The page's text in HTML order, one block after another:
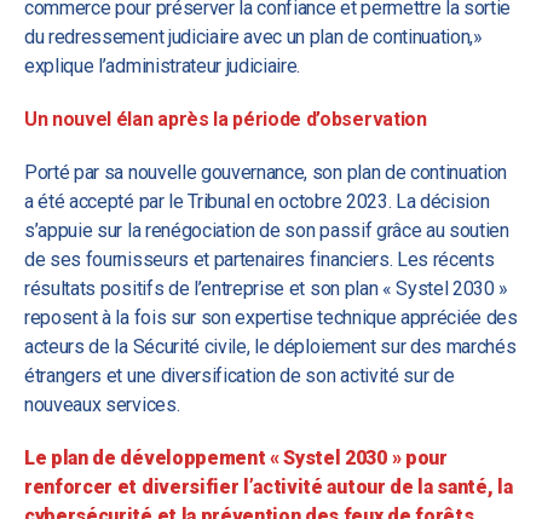
commerce pour préserver la confiance et permettre la sortie
du redressement judiciaire avec un plan de continuation,»
explique l’administrateur judiciaire.
Un nouvel élan après la période d’observation
Porté par sa nouvelle gouvernance, son plan de continuation
a été accepté par le Tribunal en octobre 2023. La décision
s’appuie sur la renégociation de son passif grâce au soutien
de ses fournisseurs et partenaires financiers. Les récents
résultats positifs de l’entreprise et son plan « Systel 2030 »
reposent à la fois sur son expertise technique appréciée des
acteurs de la Sécurité civile, le déploiement sur des marchés
étrangers et une diversification de son activité sur de
nouveaux services.
Le plan de développement « Systel 2030 » pour
renforcer et diversifier l’activité autour de la santé, la